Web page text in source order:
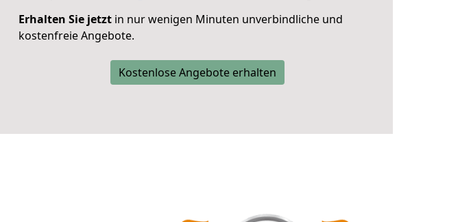
Erhalten Sie jetzt in nur wenigen Minuten unverbindliche und
kostenfreie Angebote.
Kostenlose Angebote erhalten